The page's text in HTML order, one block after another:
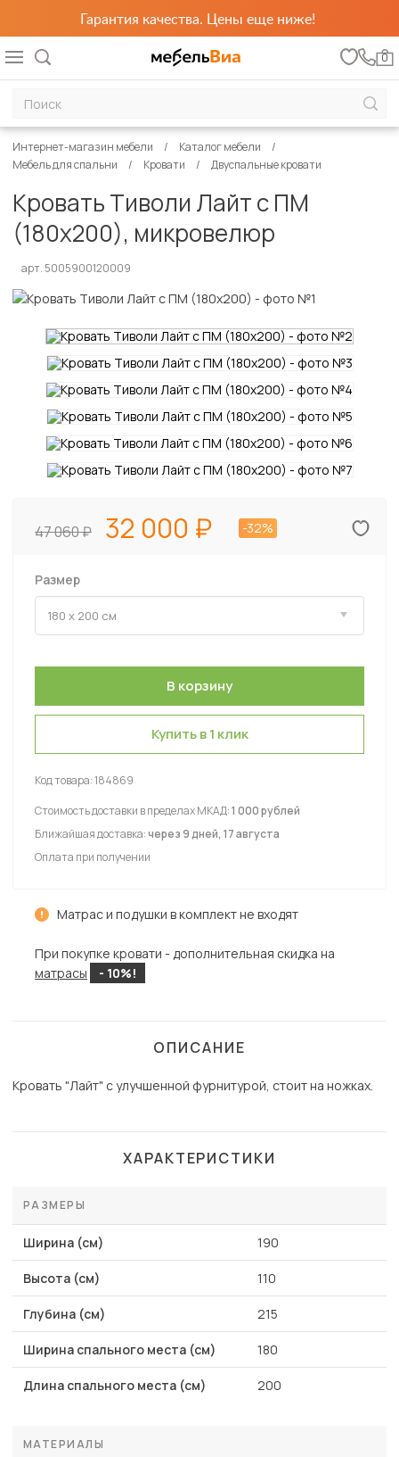
Гарантия качества. Цены еще ниже!
0
Интернет-магазин мебели
Каталог мебели
Мебель для спальни
Кровати Двуспальные кровати
Кровать Тиволи Лайт с ПМ
(180х200), микровелюр
арт. 5005900120009
47 060 32 000 -32%
Размер
Купить в 1 клик
Код товара:184869
Стоимость доставки в пределах МКАД:1 000 рублей
Ближайшая доставка:через 9 дней, 17 августа
Оплата при получении
Матрас и подушки в комплект не входят
При покупке кровати - дополнительная скидка на
матрасы
- 10%!
ОПИСАНИЕ
Кровать "Лайт" с улучшенной фурнитурой, стоит на ножках.
ХАРАКТЕРИСТИКИ
РАЗМЕРЫ
Ширина (см) 190
Высота (см) 110
Глубина (см) 215
Ширина спального места (см) 180
Длина спального места (см) 200
МАТЕРИАЛЫ